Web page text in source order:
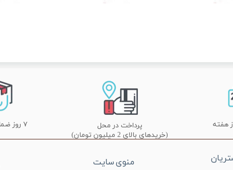
پرداخت در محل
(خریدهای بالای 2 میلیون تومان)
۷ روز ضمانت تعویض
منوی سایت